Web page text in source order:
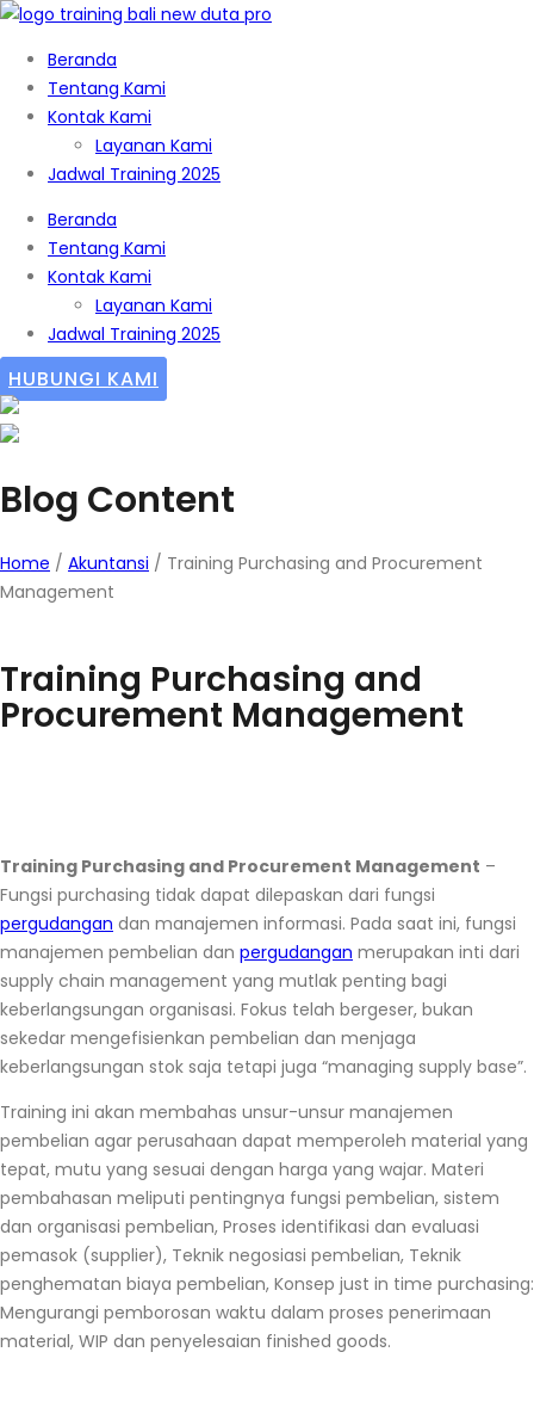
Beranda
Tentang Kami
Kontak Kami
Layanan Kami
Jadwal Training 2025
Beranda
Tentang Kami
Kontak Kami
Layanan Kami
Jadwal Training 2025
HUBUNGI KAMI
Blog Content
Home / Akuntansi / Training Purchasing and Procurement
Management
Training Purchasing and
Procurement Management
Training Purchasing and Procurement Management –
Fungsi purchasing tidak dapat dilepaskan dari fungsi
pergudangan dan manajemen informasi. Pada saat ini, fungsi
manajemen pembelian dan pergudangan merupakan inti dari
supply chain management yang mutlak penting bagi
keberlangsungan organisasi. Fokus telah bergeser, bukan
sekedar mengefisienkan pembelian dan menjaga
keberlangsungan stok saja tetapi juga “managing supply base”.
Training ini akan membahas unsur-unsur manajemen
pembelian agar perusahaan dapat memperoleh material yang
tepat, mutu yang sesuai dengan harga yang wajar. Materi
pembahasan meliputi pentingnya fungsi pembelian, sistem
dan organisasi pembelian, Proses identifikasi dan evaluasi
pemasok (supplier), Teknik negosiasi pembelian, Teknik
penghematan biaya pembelian, Konsep just in time purchasing:
Mengurangi pemborosan waktu dalam proses penerimaan
material, WIP dan penyelesaian finished goods.